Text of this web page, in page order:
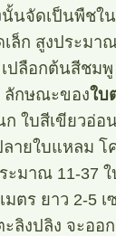
นจัดเป็นพืชใ
ล็ก สูงประมา
ปลือกต้นสีชม
ลักษณะของใบ
ใบสีเขียวอ่
ายใบแหลม
ะมาณ 11-37
ตร ยาว 2-5 เ
ลิงปลิง จะออ